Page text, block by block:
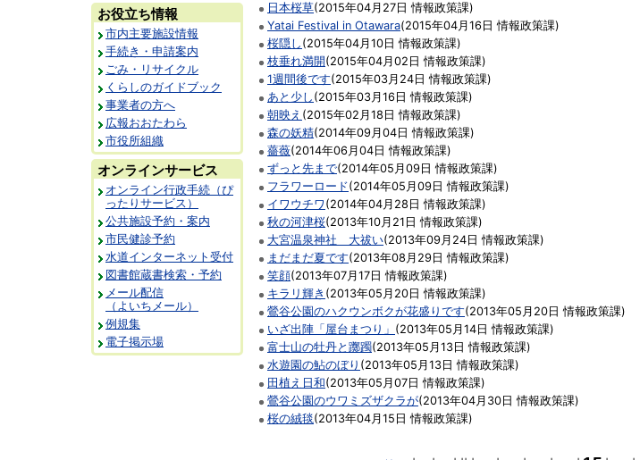
日本桜草(2015年04月27日 情報政策課)
Yatai Festival in Otawara(2015年04月16日 情報政策課)
桜隠し (2015年04月10日 情報政策課)
枝垂れ満開 (2015年04月02日 情報政策課)
1週間後です(2015年03月24日 情報政策課)
あと少し (2015年03月16日 情報政策課)
朝映え (2015年02月18日 情報政策課)
森の妖精(2014年09月04日 情報政策課)
薔薇(2014年06月04日 情報政策課)
ずっと先まで(2014年05月09日 情報政策課)
フラワーロード(2014年05月09日 情報政策課)
イワウチワ (2014年04月28日 情報政策課)
秋の河津桜(2013年10月21日 情報政策課)
大宮温泉神社 大祓い(2013年09月24日 情報政策課)
まだまだ夏です(2013年08月29日 情報政策課)
笑顔(2013年07月17日 情報政策課)
キラリ輝き (2013年05月20日 情報政策課)
鶯谷公園のハクウンボクが花盛りです(2013年05月20日 情報政策課)
いざ出陣「屋台まつり」 (2013年05月14日 情報政策課)
富士山の牡丹と躑躅(2013年05月13日 情報政策課)
水遊園の鮎のぼり (2013年05月13日 情報政策課)
田植え日和(2013年05月07日 情報政策課)
鶯谷公園のウワミズザクラが(2013年04月30日 情報政策課)
桜の絨毯(2013年04月15日 情報政策課)
お役立ち情報
市内主要施設情報
手続き・申請案内
ごみ・リサイクル
くらしのガイドブック
事業者の方へ
広報おおたわら
市役所組織
オンラインサービス
オンライン行政手続（ぴ
ったりサービス）
公共施設予約・案内
市民健診予約
水道インターネット受付
図書館蔵書検索・予約
メール配信
（よいちメール）
例規集
電子掲示場